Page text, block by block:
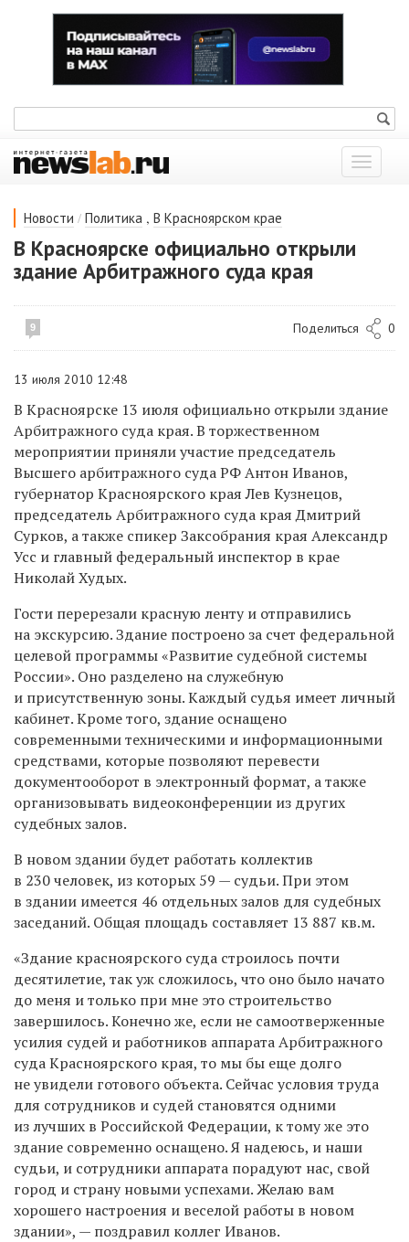
Показать
меню
Новости / Политика , В Красноярском крае
В Красноярске официально открыли
здание Арбитражного суда края
9 Поделиться 0
13 июля 2010 12:48
В Красноярске 13 июля официально открыли здание
Арбитражного суда края. В торжественном
мероприятии приняли участие председатель
Высшего арбитражного суда РФ Антон Иванов,
губернатор Красноярского края Лев Кузнецов,
председатель Арбитражного суда края Дмитрий
Сурков, а также спикер Заксобрания края Александр
Усс и главный федеральный инспектор в крае
Николай Худых.
Гости перерезали красную ленту и отправились
на экскурсию. Здание построено за счет федеральной
целевой программы «Развитие судебной системы
России». Оно разделено на служебную
и присутственную зоны. Каждый судья имеет личный
кабинет. Кроме того, здание оснащено
современными техническими и информационными
средствами, которые позволяют перевести
документооборот в электронный формат, а также
организовывать видеоконференции из других
судебных залов.
В новом здании будет работать коллектив
в 230 человек, из которых 59 — судьи. При этом
в здании имеется 46 отдельных залов для судебных
заседаний. Общая площадь составляет 13 887 кв.м.
«Здание красноярского суда строилось почти
десятилетие, так уж сложилось, что оно было начато
до меня и только при мне это строительство
завершилось. Конечно же, если не самоотверженные
усилия судей и работников аппарата Арбитражного
суда Красноярского края, то мы бы еще долго
не увидели готового объекта. Сейчас условия труда
для сотрудников и судей становятся одними
из лучших в Российской Федерации, к тому же это
здание современно оснащено. Я надеюсь, и наши
судьи, и сотрудники аппарата порадуют нас, свой
город и страну новыми успехами. Желаю вам
хорошего настроения и веселой работы в новом
здании», — поздравил коллег Иванов.